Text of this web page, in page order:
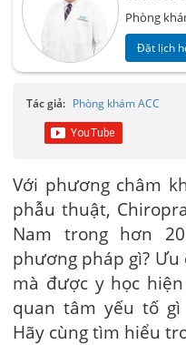
Phòng
Đặt lịch
Tác giả: Phòng khám ACC
Với phương châm
phẫu thuật,
Nam trong hơn 20
phương pháp gì? Ưu
mà được y học
quan tâm yếu tố
Hãy cùng tìm hiểu t